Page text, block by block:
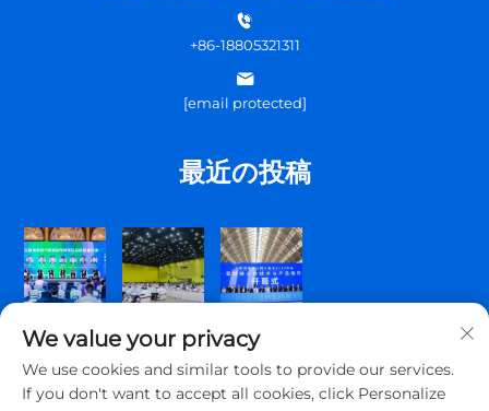
+86-18805321311
[email protected]
最近の投稿
We value your privacy
We use cookies and similar tools to provide our services.
If you don't want to accept all cookies, click Personalize